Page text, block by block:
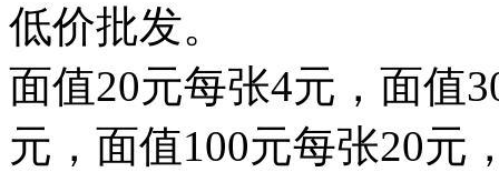
低价批发。
面值20元每张4元，面值
元，面值100元每张20元